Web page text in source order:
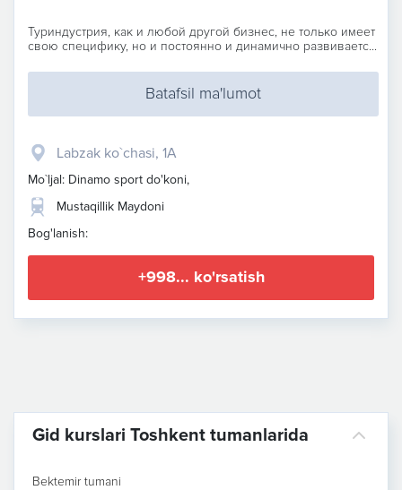
Туриндустрия, как и любой другой бизнес, не только имеет
свою специфику, но и постоянно и динамично развиваетс...
Batafsil ma'lumot
Labzak ko`chasi, 1A
Mo`ljal: Dinamo sport do'koni,
Mustaqillik Maydoni
Bog'lanish:
+998... ko'rsatish
Gid kurslari Toshkent tumanlarida
Bektemir tumani